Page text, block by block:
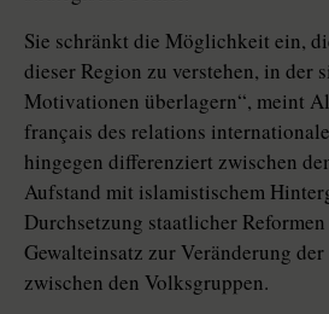
Sie schränkt die Möglichkeit ein,
dieser Region zu verstehen, in der
Motivationen überlagern“, meint
français des relations
hingegen differenziert zwischen
Aufstand mit islamistischem
Durchsetzung staatlicher
Gewalteinsatz zur Veränderung
zwischen den Volksgruppen.